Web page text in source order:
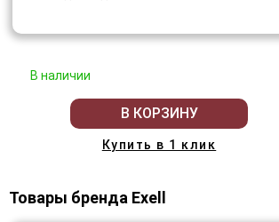
В наличии
В КОРЗИНУ
Купить в 1 клик
Товары бренда Exell